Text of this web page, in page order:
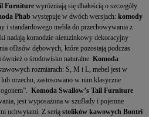
Furniture wyróżniają się dbałością o szczegóły
Phab występuje w dwóch wersjach: komody
i standardowego mebla do przechowywania z
nadają komodzie nietuzinkowy dekoracyjny
oflisów dębowych, które pozostają podczas
o środowisko naturalne. Komoda
rozmiarach: S, M i L, mebel jest w
orzechu, zastosowano w nim klasyczne
Komoda Swallow’s Tail Furniture
jest wyposażona w szuflady i pojemne
uchwytami. Z serią stolików kawowych Bontri